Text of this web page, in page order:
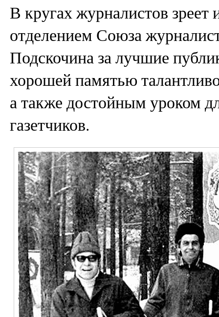
В кругах журналистов
отделением Союза
Подскочина за лучшие
хорошей памятью
а также достойным уроком
газетчиков.